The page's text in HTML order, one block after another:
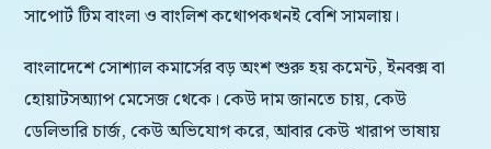
সাপোর্ট টিম বাংলা ও বাংলিশ কথোপকথনই বেশি সামলায়।
বাংলাদেশে সোশ্যাল কমার্সের বড় অংশ শুরু হয় কমেন্ট, ইনবক্স বা
হোয়াটসঅ্যাপ মেসেজ থেকে। কেউ দাম জানতে চায়, কেউ
ডেলিভারি চার্জ, কেউ অভিযোগ করে, আবার কেউ খারাপ ভাষায়